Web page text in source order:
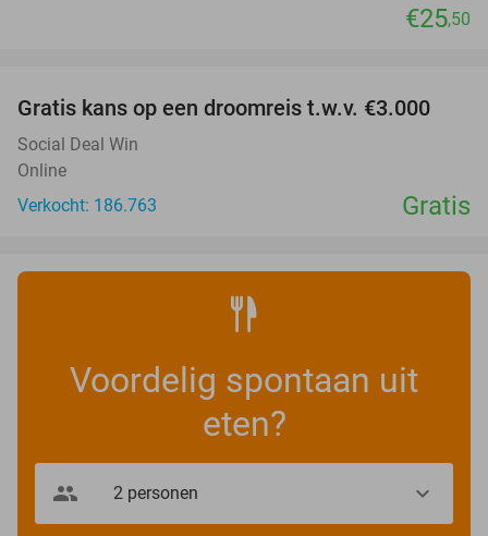
€25,50
Gratis kans op een droomreis t.w.v. €3.000
Social Deal Win
Online
Verkocht: 186.763
Gratis
Voordelig spontaan uit
eten?